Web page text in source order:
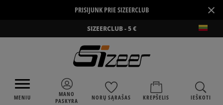
PRISIJUNK PRIE SIZEERCLUB ×
SIZEERCLUB - 5 €
MENIU
MANO
PASKYRA
NORŲ SĄRAŠAS KREPŠELIS IEŠKOTI